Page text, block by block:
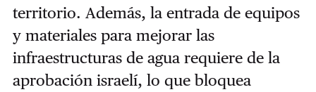
territorio. Además, la entrada de equipos
y materiales para mejorar las
infraestructuras de agua requiere de la
aprobación israelí, lo que bloquea